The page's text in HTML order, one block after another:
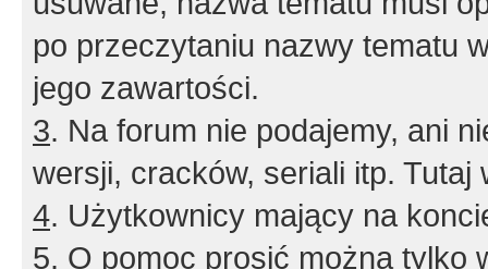
po przeczytaniu nazwy tematu
jego zawartości.
3. Na forum nie podajemy, ani
wersji, cracków, seriali itp. Tutaj
4. Użytkownicy mający na
5. O pomoc prosić można tylko